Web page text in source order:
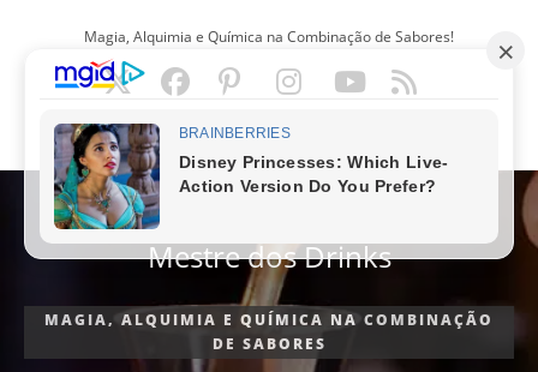
Magia, Alquimia e Química na Combinação de Sabores!
PORTUGUÊS
Mestre dos Drinks
MAGIA, ALQUIMIA E QUÍMICA NA COMBINAÇÃO
DE SABORES